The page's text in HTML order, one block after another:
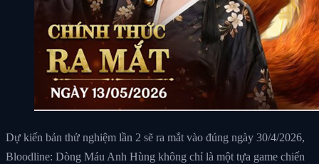
Dự kiến bản thử nghiệm lần 2 sẽ ra mắt vào đúng ngày 30/4/2026,
Bloodline: Dòng Máu Anh Hùng không chỉ là một tựa game chiến